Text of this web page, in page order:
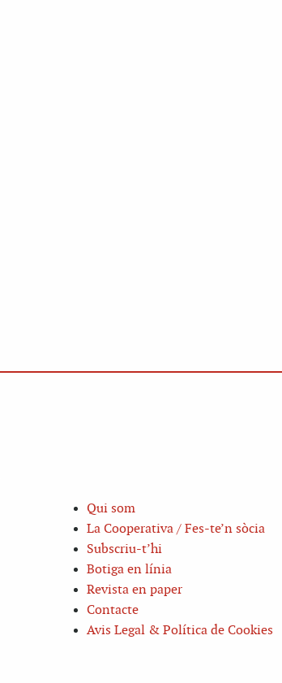
Qui som
La Cooperativa / Fes-te’n sòcia
Subscriu-t’hi
Botiga en línia
Revista en paper
Contacte
Avis Legal & Política de Cookies